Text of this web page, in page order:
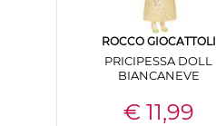
ROCCO GIOCATTOLI
PRICIPESSA DOLL
BIANCANEVE
€ 11,99